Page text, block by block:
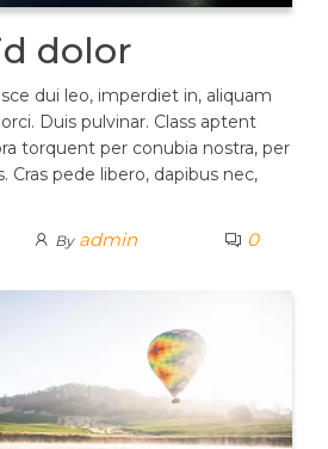
dolor
dui leo, imperdiet in, aliquam
Duis pulvinar. Class aptent
torquent per conubia nostra, per
Cras pede libero, dapibus nec,
By admin 0